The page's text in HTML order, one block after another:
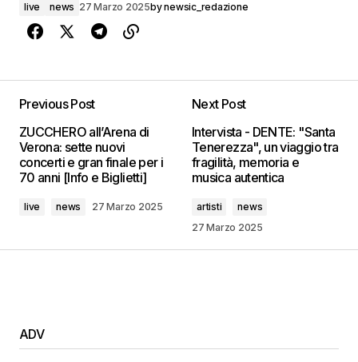
live news 27 Marzo 2025bynewsic_redazione
Previous Post
ZUCCHERO all’Arena di
Verona: sette nuovi
concerti e gran finale per i
70 anni [Info e Biglietti]
live news 27 Marzo 2025
Next Post
Intervista - DENTE: "Santa
Tenerezza", un viaggio tra
fragilità, memoria e
musica autentica
artisti
news
27 Marzo 2025
ADV